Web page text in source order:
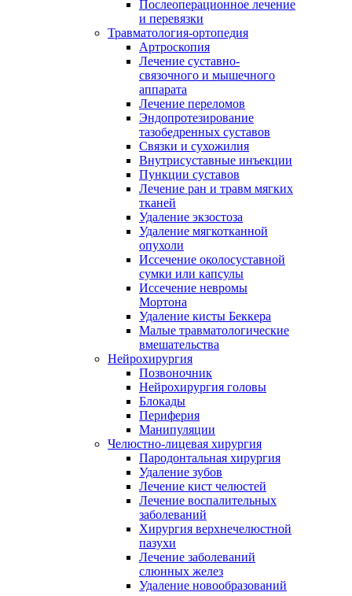
Послеоперационное лечение
и перевязки
Травматология-ортопедия
Артроскопия
Лечение суставно-
связочного и мышечного
аппарата
Лечение переломов
Эндопротезирование
тазобедренных суставов
Связки и сухожилия
Внутрисуставные инъекции
Пункции суставов
Лечение ран и травм мягких
тканей
Удаление экзостоза
Удаление мягкотканной
опухоли
Иссечение околосуставной
сумки или капсулы
Иссечение невромы
Мортона
Удаление кисты Беккера
Малые травматологические
вмешательства
Нейрохирургия
Позвоночник
Нейрохирургия головы
Блокады
Периферия
Манипуляции
Челюстно-лицевая хирургия
Пародонтальная хирургия
Удаление зубов
Лечение кист челюстей
Лечение воспалительных
заболеваний
Хирургия верхнечелюстной
пазухи
Лечение заболеваний
слюнных желез
Удаление новообразований